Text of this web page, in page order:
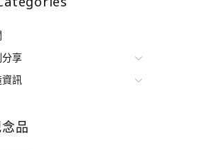
享
訊
品